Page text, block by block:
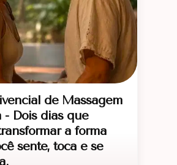
de Massagem
- Dois dias que
a forma
sente, toca e se